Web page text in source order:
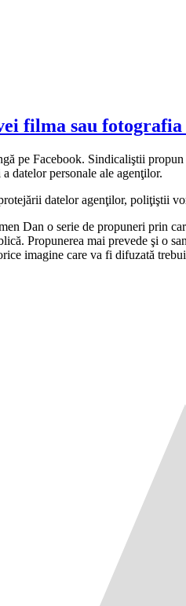
filma sau
pe Facebook. Sindicaliştii
datelor personale ale agenţilor.
datelor agenţilor, poliţiştii
Dan o serie de propuneri prin
Propunerea mai prevede şi o
imagine care va fi difuzată